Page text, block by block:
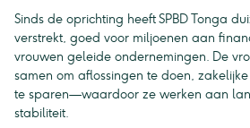
Sinds de oprichting heeft SPBD Tonga
verstrekt, goed voor miljoenen aan
vrouwen geleide ondernemingen. De
samen om aflossingen te doen,
te sparen—waardoor ze werken aan
stabiliteit.